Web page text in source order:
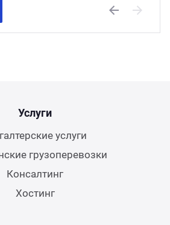
Услуги
услуги
грузоперевозки
Консалтинг
Хостинг